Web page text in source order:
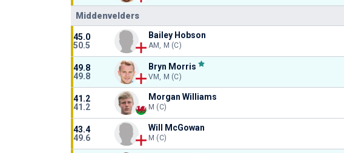
Middenvelders
45.0
50.5
Bailey Hobson
AM, M (C)
49.8
49.8
Bryn Morris
VM, M (C)
41.2
41.2
Morgan Williams
M (C)
43.4
49.6
Will McGowan
M (C)